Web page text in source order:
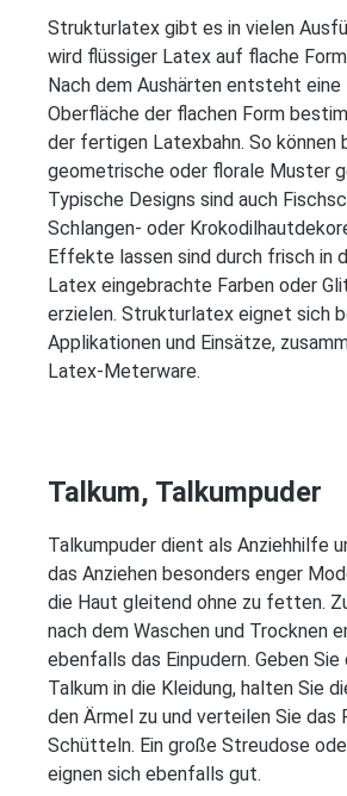
Strukturlatex gibt es in vielen
wird flüssiger Latex auf flache
Nach dem Aushärten entsteht eine
Oberfläche der flachen Form
der fertigen Latexbahn. So können
geometrische oder florale Muster
Typische Designs sind auch
Schlangen- oder
Effekte lassen sind durch frisch in
Latex eingebrachte Farben oder
erzielen. Strukturlatex eignet sich
Applikationen und Einsätze,
Latex-Meterware.
Talkum, Talkumpuder
Talkumpuder dient als Anziehhilfe
das Anziehen besonders enger
die Haut gleitend ohne zu fetten.
nach dem Waschen und Trocknen
ebenfalls das Einpudern. Geben Sie
Talkum in die Kleidung, halten Sie
den Ärmel zu und verteilen Sie das
Schütteln. Ein große Streudose
eignen sich ebenfalls gut.